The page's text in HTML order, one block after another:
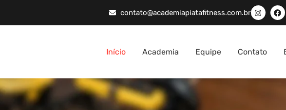
contato@academiapiatafitness.com.br
Início Academia Equipe Contato